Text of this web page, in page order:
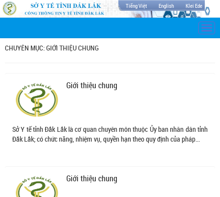
Tiếng Việt English Klei Ede
CHUYÊN MỤC: GIỚI THIỆU CHUNG
Giới thiệu chung
Sở Y tế tỉnh Đắk Lắk là cơ quan chuyên môn thuộc Ủy ban nhân dân tỉnh
Đắk Lắk; có chức năng, nhiệm vụ, quyền hạn theo quy định của pháp...
Giới thiệu chung